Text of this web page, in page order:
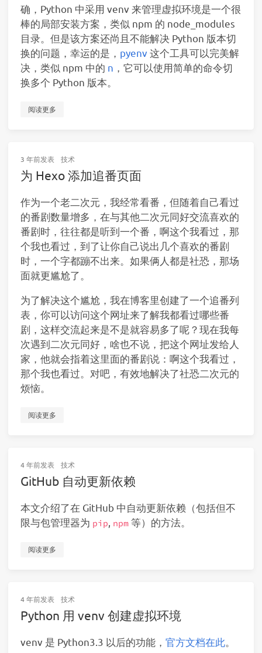
确，Python 中采用 venv 来管理虚拟环境是一个很
棒的局部安装方案，类似 npm 的 node_modules
目录。但是该方案还尚且不能解决 Python 版本切
换的问题，幸运的是， pyenv 这个工具可以完美解
决，类似 npm 中的 n ，它可以使用简单的命令切
换多个 Python 版本。
阅读更多
3 年前发表 技术
为 Hexo 添加追番页面
作为一个老二次元，我经常看番，但随着自己看过
的番剧数量增多，在与其他二次元同好交流喜欢的
番剧时，往往都是听到一个番，啊这个我看过，那
个我也看过，到了让你自己说出几个喜欢的番剧
时，一个字都蹦不出来。如果俩人都是社恐，那场
面就更尴尬了。
为了解决这个尴尬，我在博客里创建了一个追番列
表，你可以访问这个网址来了解我都看过哪些番
剧，这样交流起来是不是就容易多了呢？现在我每
次遇到二次元同好，啥也不说，把这个网址发给人
家，他就会指着这里面的番剧说：啊这个我看过，
那个我也看过。对吧，有效地解决了社恐二次元的
烦恼。
阅读更多
4 年前发表 技术
GitHub 自动更新依赖
本文介绍了在 GitHub 中自动更新依赖（包括但不
限与包管理器为 pip npm 等）的方法。
阅读更多
4 年前发表 技术
Python 用 venv 创建虚拟环境
venv 是 Python3.3 以后的功能， 官方文档在此。